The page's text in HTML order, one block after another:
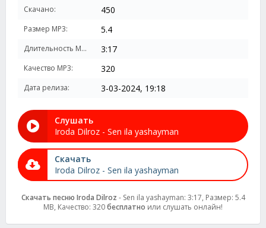
Скачано: 450
Размер MP3: 5.4
Длительность MP3: 3:17
Качество MP3: 320
Дата релиза: 3-03-2024, 19:18
Слушать
Iroda Dilroz - Sen ila yashayman
Скачать
Iroda Dilroz - Sen ila yashayman
Скачать песню Iroda Dilroz - Sen ila yashayman: 3:17, Размер: 5.4
MB, Качество: 320бесплатно или слушать онлайн!